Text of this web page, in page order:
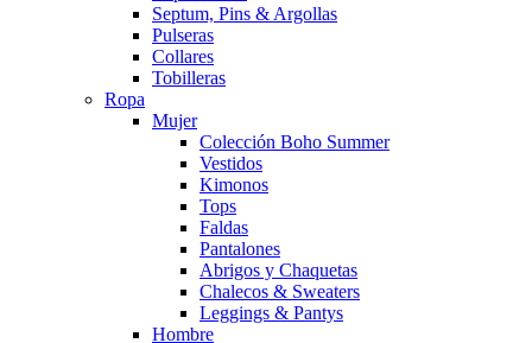
Septum, Pins & Argollas
Pulseras
Collares
Tobilleras
Ropa
Mujer
Colección Boho Summer
Vestidos
Kimonos
Tops
Faldas
Pantalones
Abrigos y Chaquetas
Chalecos & Sweaters
Leggings & Pantys
Hombre